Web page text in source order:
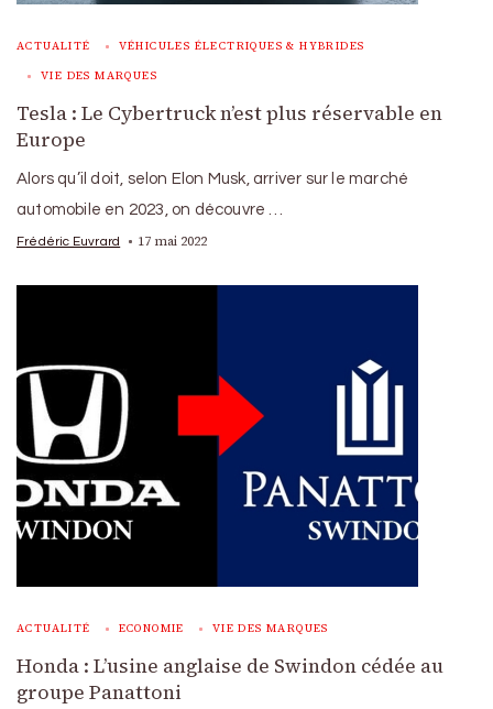
ACTUALITÉ VÉHICULES ÉLECTRIQUES & HYBRIDES
VIE DES MARQUES
Tesla : Le Cybertruck n’est plus réservable en
Europe
Alors qu’il doit, selon Elon Musk, arriver sur le marché
automobile en 2023, on découvre …
Frédéric Euvrard 17 mai 2022
ACTUALITÉ ECONOMIE VIE DES MARQUES
Honda : L’usine anglaise de Swindon cédée au
groupe Panattoni